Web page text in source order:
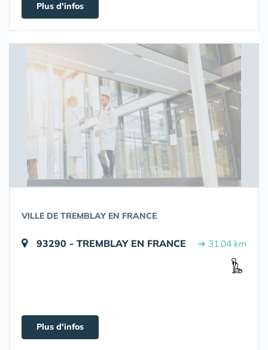
Plus d'infos
VILLE DE TREMBLAY EN FRANCE
93290 - TREMBLAY EN FRANCE ➔ 31.04 km
Plus d'infos